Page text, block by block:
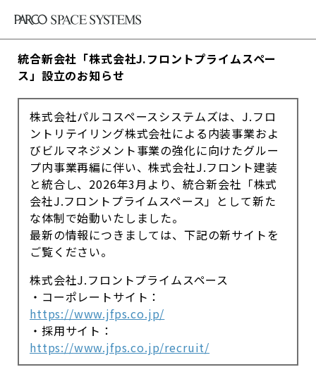
統合新会社「株式会社J.フロントプライムスペー
ス」設立のお知らせ
株式会社パルコスペースシステムズは、J.フロ
ントリテイリング株式会社による内装事業およ
びビルマネジメント事業の強化に向けたグルー
プ内事業再編に伴い、株式会社J.フロント建装
と統合し、2026年3月より、統合新会社「株式
会社J.フロントプライムスペース」として新た
な体制で始動いたしました。
最新の情報につきましては、下記の新サイトを
ご覧ください。
株式会社J.フロントプライムスペース
・コーポレートサイト：
https://www.jfps.co.jp/
・採用サイト：
https://www.jfps.co.jp/recruit/